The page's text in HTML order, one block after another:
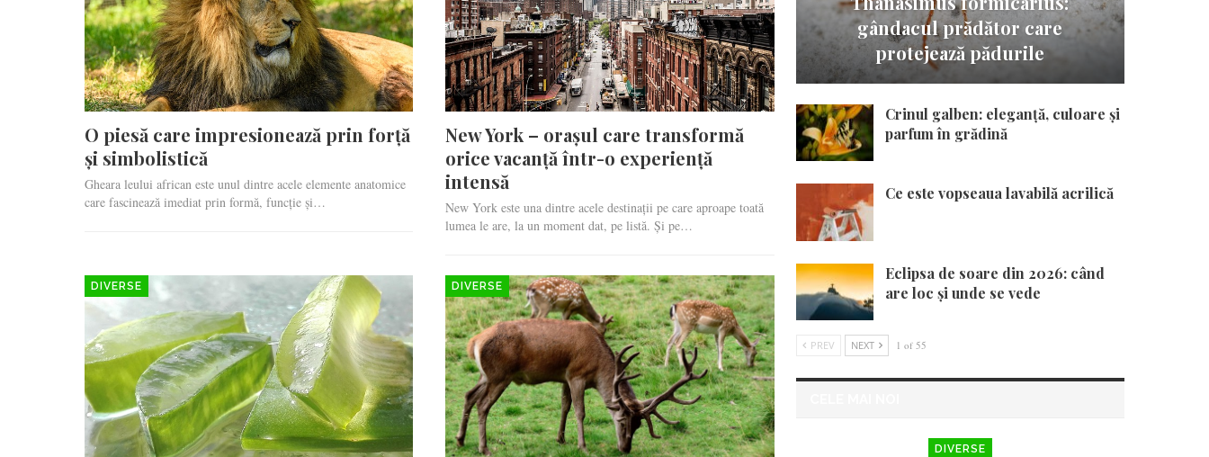
O piesă care impresionează prin forță
și simbolistică
Gheara leului african este unul dintre acele elemente anatomice
care fascinează imediat prin formă, funcție și…
New York – orașul care transformă
orice vacanță într-o experiență
intensă
New York este una dintre acele destinații pe care aproape toată
lumea le are, la un moment dat, pe listă. Și pe…
DIVERSE DIVERSE
gândacul prădător care
protejează pădurile
Crinul galben: eleganță, culoare și
parfum în grădină
Ce este vopseaua lavabilă acrilică
Eclipsa de soare din 2026: când
are loc și unde se vede
PREV NEXT 1 of 55
DIVERSE